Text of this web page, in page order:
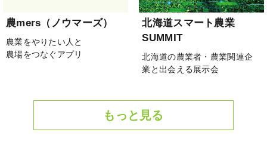
農mers（ノウマーズ）
農業をやりたい人と
農場をつなぐアプリ
北海道スマート農業
SUMMIT
北海道の農業者・農業関連企
業と出会える展示会
もっと見る